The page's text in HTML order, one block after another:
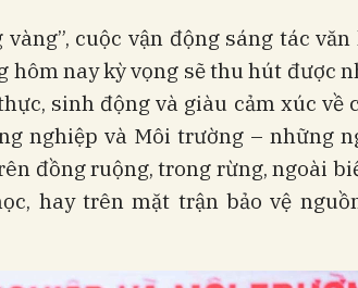
cuộc vận động sáng tác văn
hôm nay kỳ vọng sẽ thu hút được
sinh động và giàu cảm xúc về
nghiệp và Môi trường – những
đồng ruộng, trong rừng, ngoài
hay trên mặt trận bảo vệ